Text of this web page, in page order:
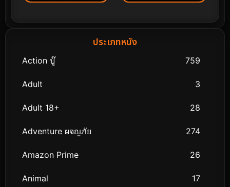
ประเภทหนัง
Action บู๊ 759
Adult 3
Adult 18+ 28
Adventure ผจญภัย 274
Amazon Prime 26
Animal 17